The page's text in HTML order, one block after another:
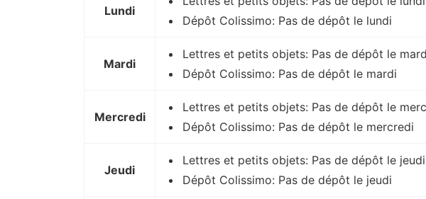
Lundi
Dépôt Colissimo: Pas de dépôt le lundi
Mardi
Lettres et petits objets: Pas de dépôt le
Dépôt Colissimo: Pas de dépôt le mardi
Mercredi
Lettres et petits objets: Pas de dépôt le
Dépôt Colissimo: Pas de dépôt le mercredi
Jeudi
Lettres et petits objets: Pas de dépôt le jeudi
Dépôt Colissimo: Pas de dépôt le jeudi